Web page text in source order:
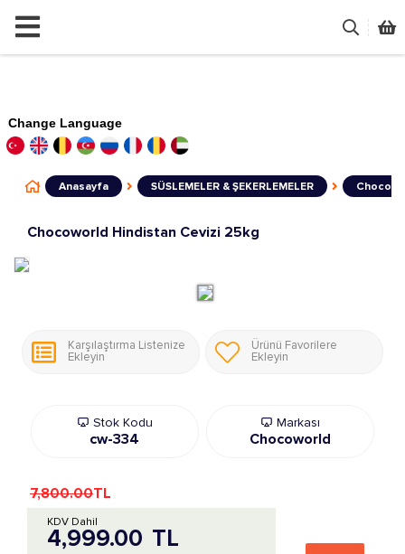
Change Language
Anasayfa SÜSLEMELER & ŞEKERLEMELER
Chocoworld Hindistan Cevizi 25kg
Karşılaştırma Listenize
Ekleyin
Ürünü Favorilere
Ekleyin
Stok Kodu
cw-334
Markası
Chocoworld
7,800.00TL
4,999.00 TL
KDV Dahil